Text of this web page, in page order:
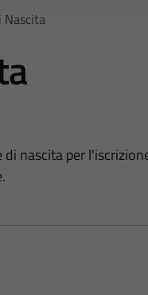
Nascita
nascita per